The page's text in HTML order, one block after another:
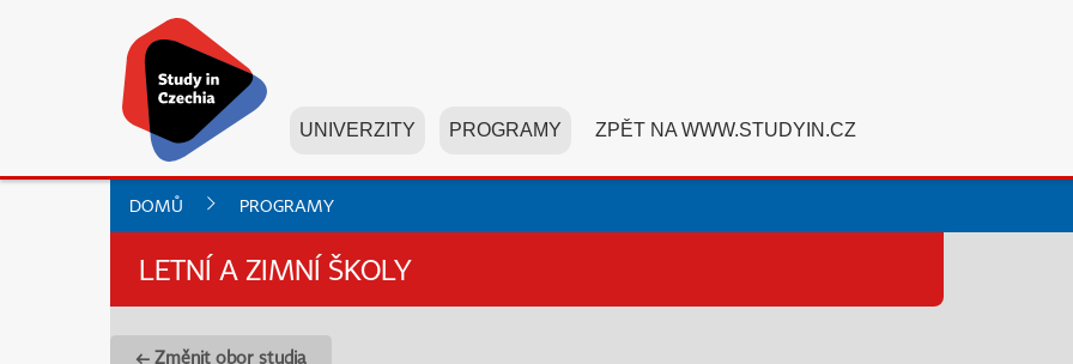
UNIVERZITY PROGRAMY ZPĚT NA WWW.STUDYIN.CZ
DOMŮ PROGRAMY
LETNÍ A ZIMNÍ ŠKOLY
← Změnit obor studia